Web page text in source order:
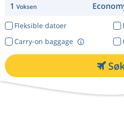
1 Voksen
Fleksible datoer
Carry-on baggage